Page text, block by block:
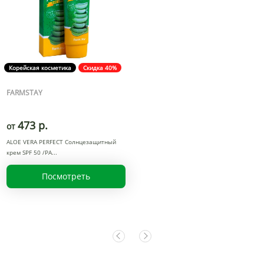
Корейская косметика Скидка 40%
FARMSTAY
от 473 р.
ALOE VERA PERFECT Солнцезащитный
крем SPF 50 /PA
Посмотреть